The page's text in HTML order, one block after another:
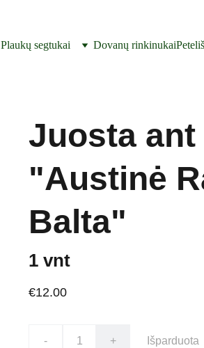
Plaukų segtukai Dovanų rinkinukai
Juosta
"Austinė
Balta"
1 vnt
€12.00
- + Išparduota